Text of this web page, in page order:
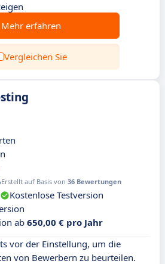
Mehr erfahren
Vergleichen Sie
Erstellt auf Basis von 36 Bewertungen
Kostenlose Testversion
ab 650,00 € pro Jahr
vor der Einstellung, um die
von Bewerbern zu beurteilen.